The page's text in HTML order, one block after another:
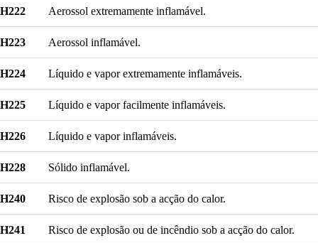
H222 Aerossol extremamente inflamável.
H223 Aerossol inflamável.
H224 Líquido e vapor extremamente inflamáveis.
H225 Líquido e vapor facilmente inflamáveis.
H226 Líquido e vapor inflamáveis.
H228 Sólido inflamável.
H240 Risco de explosão sob a acção do calor.
H241 Risco de explosão ou de incêndio sob a acção do calor.